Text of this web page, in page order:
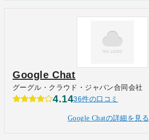
Google Chat
グーグル・クラウド・ジャパン合同会社
4.1436件の口コミ
Google Chatの詳細を見る